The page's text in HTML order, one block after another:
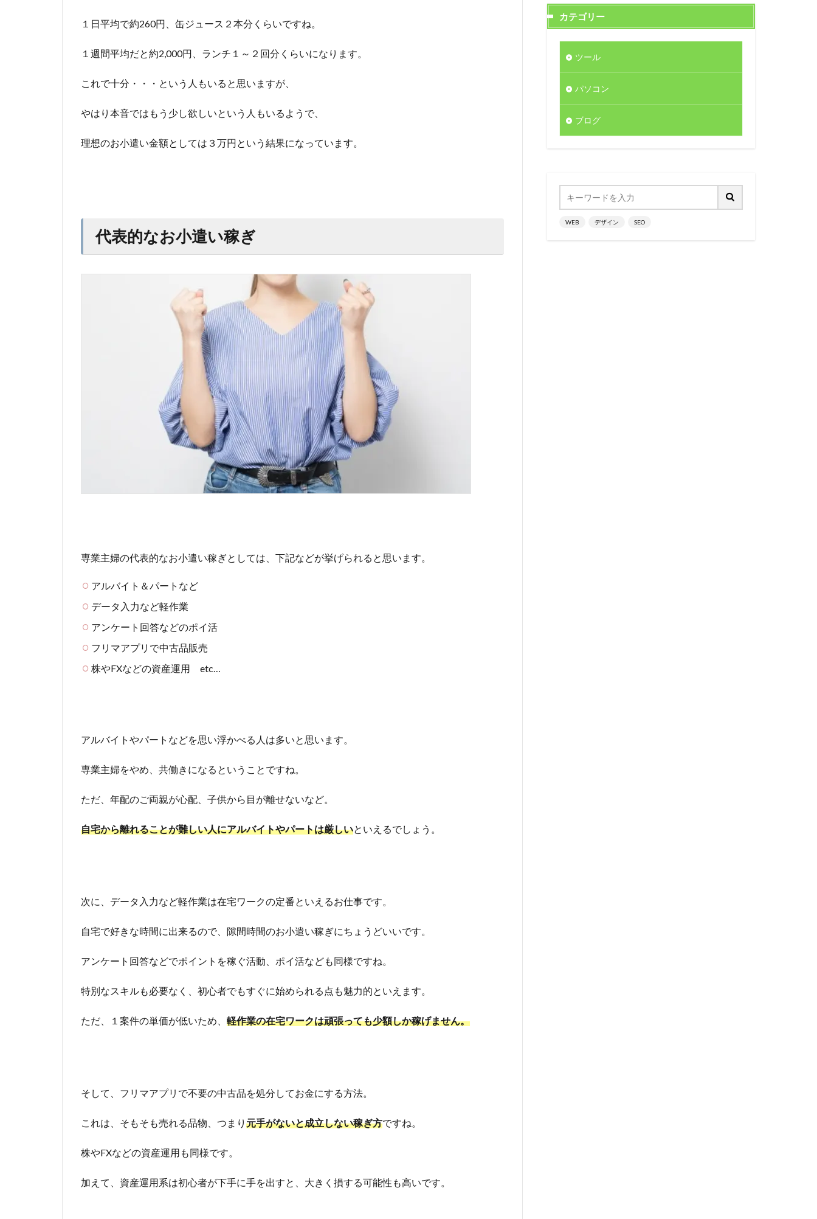
１日平均で約260円、缶ジュース２本分くらいですね。
１週間平均だと約2,000円、ランチ１～２回分くらいになります。
これで十分・・・という人もいると思いますが、
やはり本音ではもう少し欲しいという人もいるようで、
理想のお小遣い金額としては３万円という結果になっています。
代表的なお小遣い稼ぎ
専業主婦の代表的なお小遣い稼ぎとしては、下記などが挙げられると思います。
アルバイト＆パートなど
データ入力など軽作業
アンケート回答などのポイ活
フリマアプリで中古品販売
株やFXなどの資産運用 etc…
アルバイトやパートなどを思い浮かべる人は多いと思います。
専業主婦をやめ、共働きになるということですね。
ただ、年配のご両親が心配、子供から目が離せないなど。
自宅から離れることが難しい人にアルバイトやパートは厳しいといえるでしょう。
次に、データ入力など軽作業は在宅ワークの定番といえるお仕事です。
自宅で好きな時間に出来るので、隙間時間のお小遣い稼ぎにちょうどいいです。
アンケート回答などでポイントを稼ぐ活動、ポイ活なども同様ですね。
特別なスキルも必要なく、初心者でもすぐに始められる点も魅力的といえます。
ただ、１案件の単価が低いため、 軽作業の在宅ワークは頑張っても少額しか稼げません。
そして、フリマアプリで不要の中古品を処分してお金にする方法。
これは、そもそも売れる品物、つまり 元手がないと成立しない稼ぎ方ですね。
株やFXなどの資産運用も同様です。
加えて、資産運用系は初心者が下手に手を出すと、大きく損する可能性も高いです。
カテゴリー
ツール
パソコン
ブログ
WEB デザイン SEO